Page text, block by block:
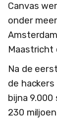
Canvas
onder
Maastricht
Na de
de
bijna
230